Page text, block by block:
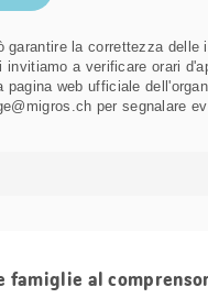
garantire la correttezza delle
invitiamo a verificare orari
pagina web ufficiale
per segnalare
famiglie al